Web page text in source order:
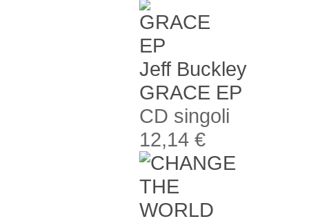
Jeff Buckley
GRACE EP
CD singoli
12,14 €